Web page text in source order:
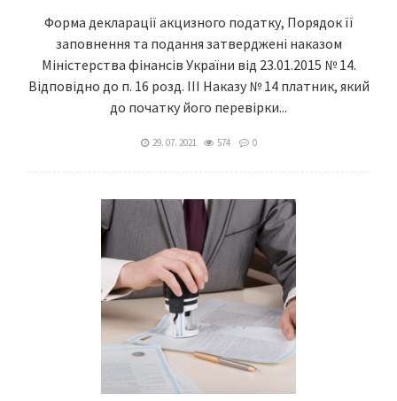
Форма декларації акцизного податку, Порядок її
заповнення та подання затверджені наказом
Міністерства фінансів України від 23.01.2015 № 14.
Відповідно до п. 16 розд. ІІІ Наказу № 14 платник, який
до початку його перевірки...
29. 07. 2021 574 0